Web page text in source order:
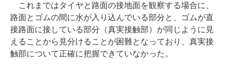
これまではタイヤと路面の接地面を観察する場合に、
路面とゴムの間に水が入り込んでいる部分と、ゴムが直
接路面に接している部分（真実接触部）が同じように見
えることから見分けることが困難となっており、真実接
触部について正確に把握できていなかった。